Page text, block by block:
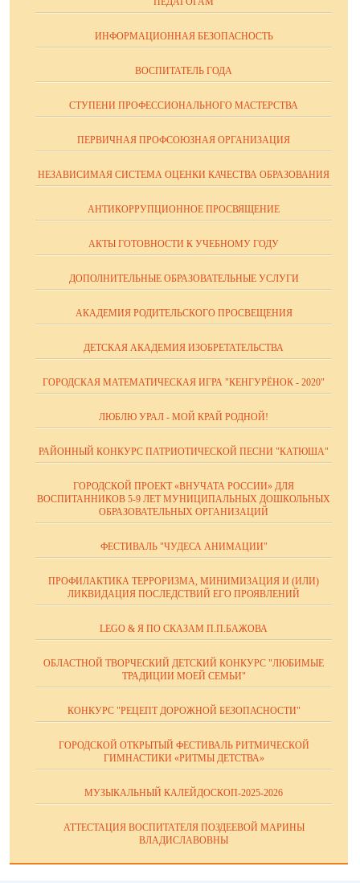
ИНФОРМАЦИОННАЯ БЕЗОПАСНОСТЬ
ВОСПИТАТЕЛЬ ГОДА
СТУПЕНИ ПРОФЕССИОНАЛЬНОГО МАСТЕРСТВА
ПЕРВИЧНАЯ ПРОФСОЮЗНАЯ ОРГАНИЗАЦИЯ
НЕЗАВИСИМАЯ СИСТЕМА ОЦЕНКИ КАЧЕСТВА ОБРАЗОВАНИЯ
АНТИКОРРУПЦИОННОЕ ПРОСВЯЩЕНИЕ
АКТЫ ГОТОВНОСТИ К УЧЕБНОМУ ГОДУ
ДОПОЛНИТЕЛЬНЫЕ ОБРАЗОВАТЕЛЬНЫЕ УСЛУГИ
АКАДЕМИЯ РОДИТЕЛЬСКОГО ПРОСВЕЩЕНИЯ
ДЕТСКАЯ АКАДЕМИЯ ИЗОБРЕТАТЕЛЬСТВА
ГОРОДСКАЯ МАТЕМАТИЧЕСКАЯ ИГРА "КЕНГУРЁНОК - 2020"
ЛЮБЛЮ УРАЛ - МОЙ КРАЙ РОДНОЙ!
РАЙОННЫЙ КОНКУРС ПАТРИОТИЧЕСКОЙ ПЕСНИ "КАТЮША"
ГОРОДСКОЙ ПРОЕКТ «ВНУЧАТА РОССИИ» ДЛЯ
ВОСПИТАННИКОВ 5-9 ЛЕТ МУНИЦИПАЛЬНЫХ ДОШКОЛЬНЫХ
ОБРАЗОВАТЕЛЬНЫХ ОРГАНИЗАЦИЙ
ФЕСТИВАЛЬ "ЧУДЕСА АНИМАЦИИ"
ПРОФИЛАКТИКА ТЕРРОРИЗМА, МИНИМИЗАЦИЯ И (ИЛИ)
ЛИКВИДАЦИЯ ПОСЛЕДСТВИЙ ЕГО ПРОЯВЛЕНИЙ
LEGO & Я ПО СКАЗАМ П.П.БАЖОВА
ОБЛАСТНОЙ ТВОРЧЕСКИЙ ДЕТСКИЙ КОНКУРС "ЛЮБИМЫЕ
ТРАДИЦИИ МОЕЙ СЕМЬИ"
КОНКУРС "РЕЦЕПТ ДОРОЖНОЙ БЕЗОПАСНОСТИ"
ГОРОДСКОЙ ОТКРЫТЫЙ ФЕСТИВАЛЬ РИТМИЧЕСКОЙ
ГИМНАСТИКИ «РИТМЫ ДЕТСТВА»
МУЗЫКАЛЬНЫЙ КАЛЕЙДОСКОП-2025-2026
АТТЕСТАЦИЯ ВОСПИТАТЕЛЯ ПОЗДЕЕВОЙ МАРИНЫ
ВЛАДИСЛАВОВНЫ